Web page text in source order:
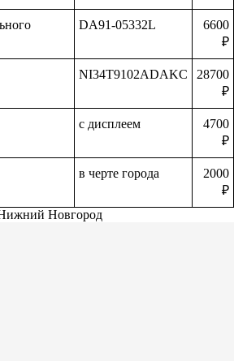
DA91-05332L
6600
₽
NI34T9102ADAKC
28700
₽
с дисплеем
4700
₽
в черте города
2000
₽
Нижний Новгород